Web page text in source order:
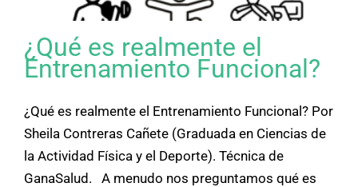
¿Qué es realmente el
Entrenamiento Funcional?
¿Qué es realmente el Entrenamiento Funcional? Por
Sheila Contreras Cañete (Graduada en Ciencias de
la Actividad Física y el Deporte). Técnica de
GanaSalud. A menudo nos preguntamos qué es